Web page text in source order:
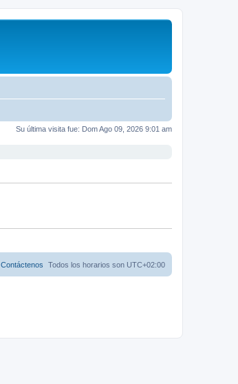
Su última visita fue: Dom Ago 09, 2026 9:01 am
Todos los horarios son UTC+02:00
Contáctenos